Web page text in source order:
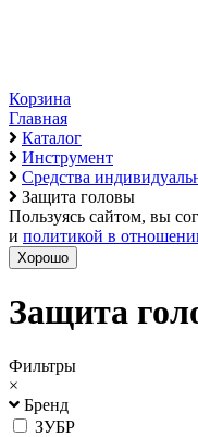
Корзина
Главная
Каталог
Инструмент
Средства
Защита головы
Пользуясь сайтом, вы
и политикой в
Хорошо
Защита
Фильтры
×
Бренд
ЗУБР